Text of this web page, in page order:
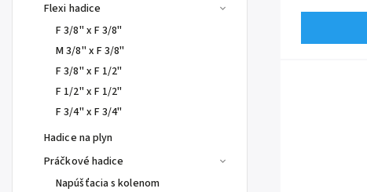
Flexi hadice
F 3/8" x F 3/8"
M 3/8" x F 3/8"
F 3/8" x F 1/2"
F 1/2" x F 1/2"
F 3/4" x F 3/4"
Hadice na plyn
Práčkové hadice
Napúšťacia s kolenom